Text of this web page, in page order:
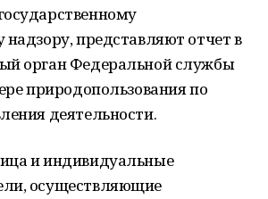
надзору, представляют отчет в
орган Федеральной службы
природопользования по
деятельности.
и индивидуальные
осуществляющие